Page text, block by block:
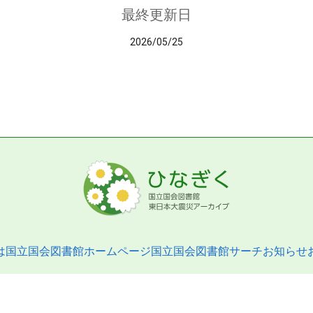
最終更新日
2026/05/25
国立国会図書館ホームページ国立国会図書館サーチお知らせ